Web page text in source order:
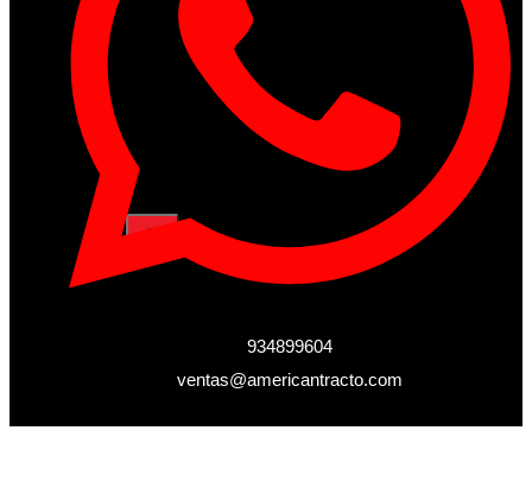
Acceder
Iniciar Sesion
Registro
Restablecer la contraseña
X
934899604
ventas@americantracto.com